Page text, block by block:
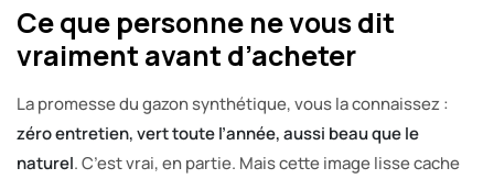
Ce que personne ne vous dit
vraiment avant d’acheter
La promesse du gazon synthétique, vous la connaissez :
zéro entretien, vert toute l’année, aussi beau que le
naturel. C’est vrai, en partie. Mais cette image lisse cache